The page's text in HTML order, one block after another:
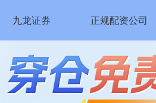
九龙证券 正规配资公司